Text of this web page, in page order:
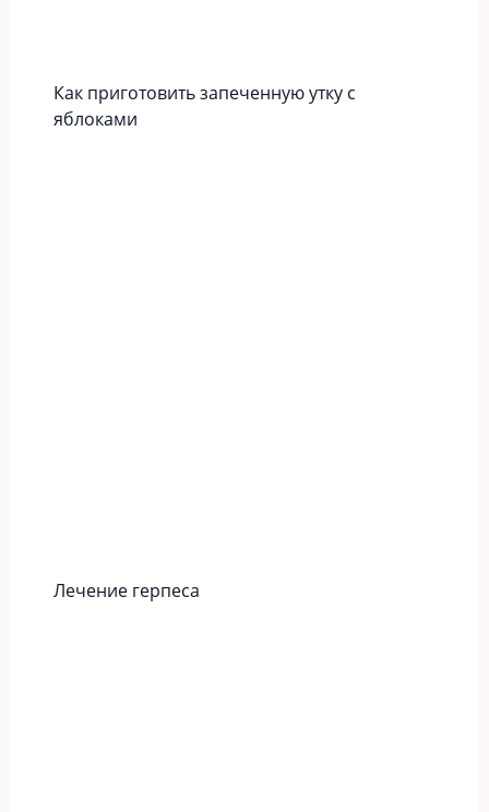
Как приготовить запеченную утку с
яблоками
Лечение герпеса